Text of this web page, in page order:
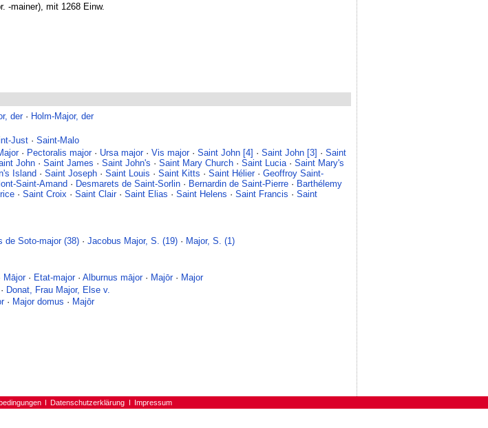
-mainer), mit 1268 Einw.
der· Holm-Major, der
Just ·Saint-Malo
· Pectoralis major· Ursa major·Vis major·Saint John [4] ·Saint John [3] ·Saint
John· Saint James · Saint John's · Saint Mary Church· Saint Lucia· Saint Mary's
Island · Saint Joseph· Saint Louis · Saint Kitts · Saint Hélier· Geoffroy Saint-
Saint-Amand · Desmarets de Saint-Sorlin· Bernardin de Saint-Pierre· Barthélemy
· Saint Croix · Saint Clair· Saint Elias · Saint Helens · Saint Francis · Saint
de Soto-major (38) ·Jacobus Major, S. (19) · Major, S. (1)
Mājor· Etat-major·Alburnus mājor· Majōr· Major
· Donat, Frau Major, Else v.
· Major domus · Majōr
Datenschutzerklärung Impressum